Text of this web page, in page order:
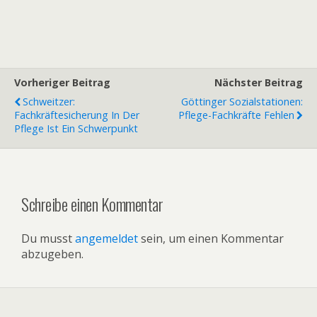
Vorheriger Beitrag
Schweitzer:
Fachkräftesicherung In Der
Pflege Ist Ein Schwerpunkt
Nächster Beitrag
Göttinger Sozialstationen:
Pflege-Fachkräfte Fehlen
Schreibe einen Kommentar
Du musstangemeldetsein, um einen Kommentar
abzugeben.